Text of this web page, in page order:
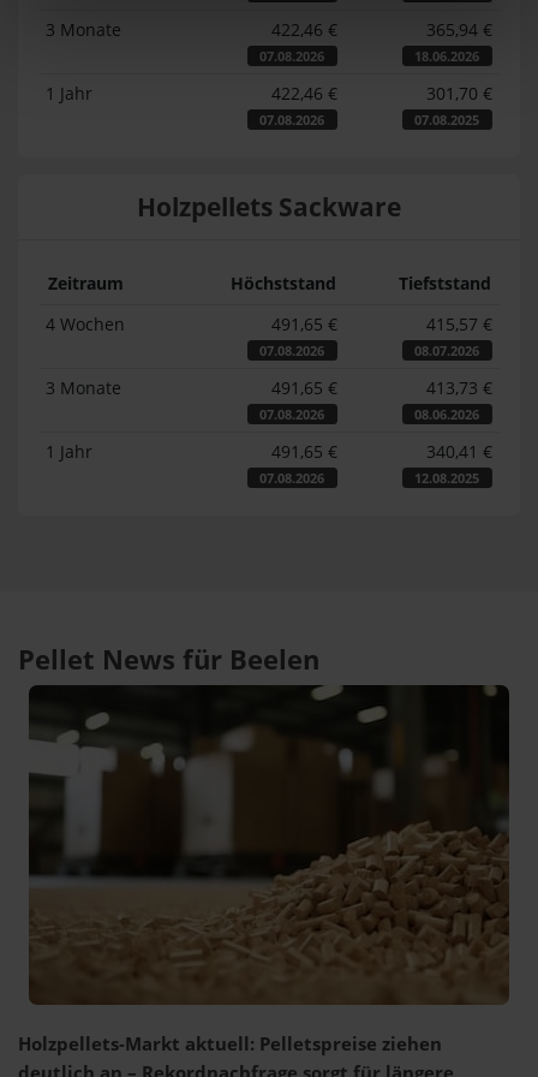
3 Monate 422,46 €
07.08.2026
365,94 €
18.06.2026
1 Jahr 422,46 €
07.08.2026
301,70 €
07.08.2025
Holzpellets Sackware
Zeitraum Höchststand
Tiefststand
4 Wochen
491,65 €
07.08.2026
415,57 €
08.07.2026
3 Monate 491,65 €
07.08.2026
413,73 €
08.06.2026
1 Jahr 491,65 €
07.08.2026
340,41 €
12.08.2025
Pellet News für Beelen
Holzpellets-Markt aktuell: Pelletspreise ziehen